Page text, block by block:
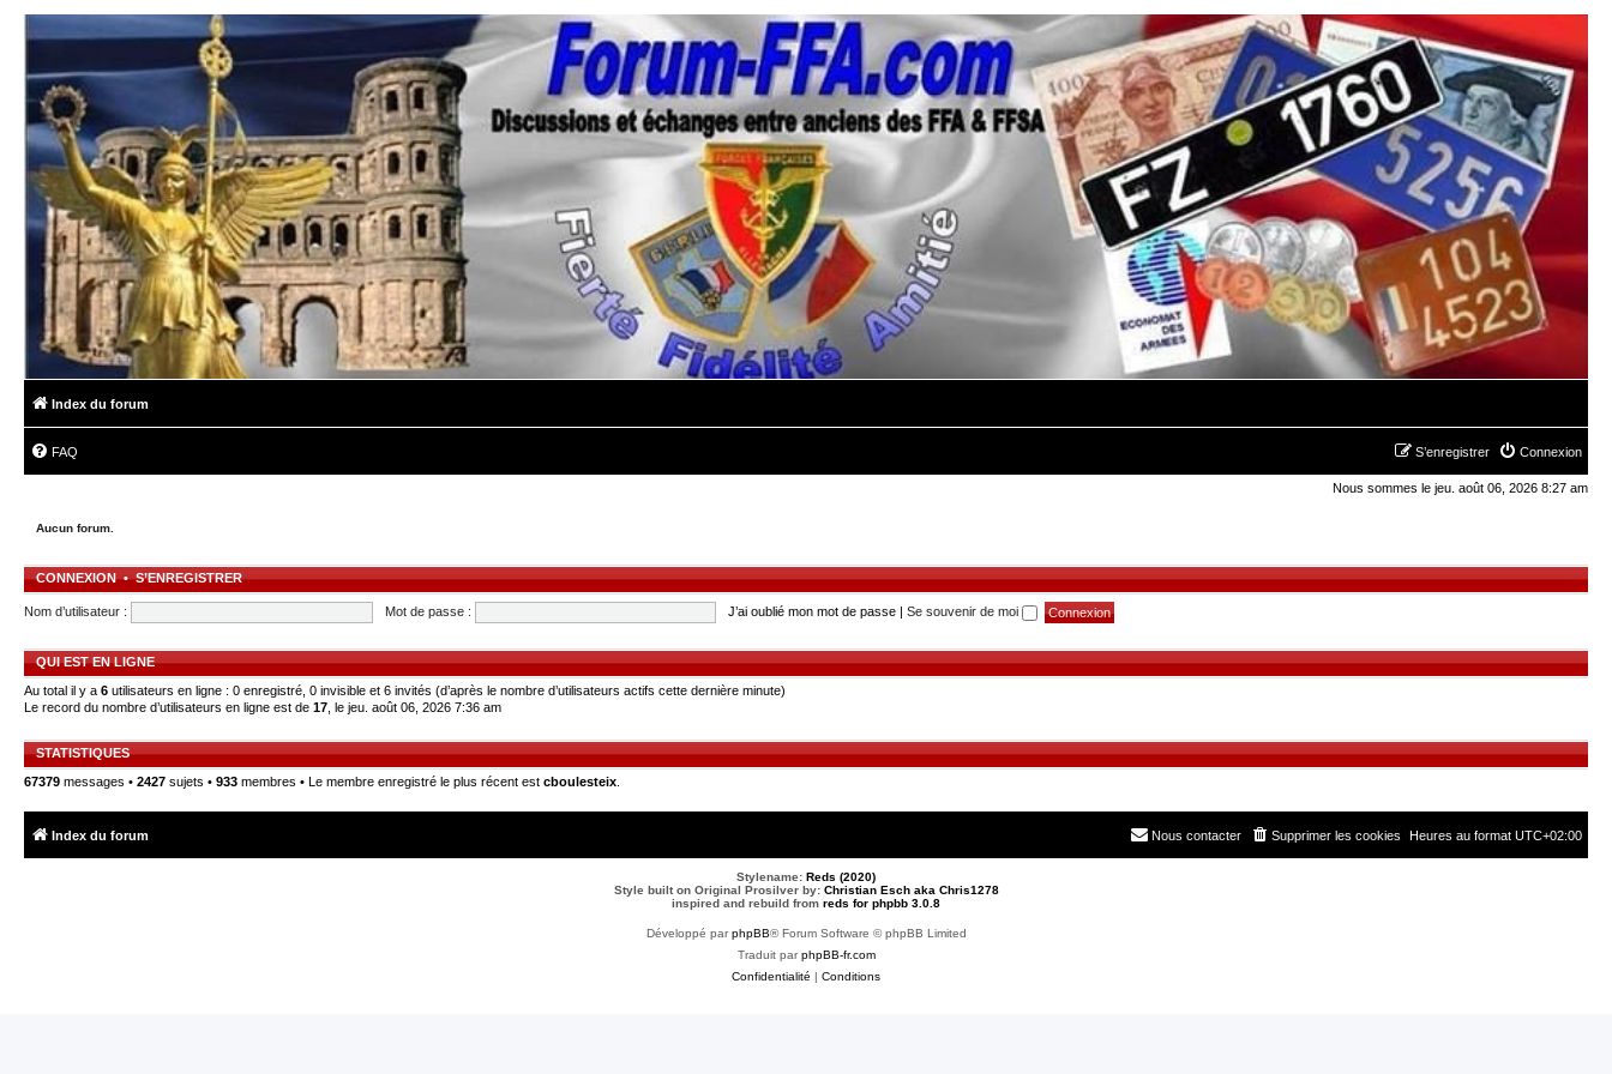
Index du forum
FAQ Connexion
S’enregistrer
Nous sommes le jeu. août 06, 2026 8:27 am
Aucun forum.
CONNEXION•S’ENREGISTRER
Nom d’utilisateur : Mot de passe : J’ai oublié mon mot de passe Se souvenir de moi
QUI EST EN LIGNE
Au total il y a 6 utilisateurs en ligne : 0 enregistré, 0 invisible et 6 invités (d’après le nombre d’utilisateurs actifs cette dernière minute)
Le record du nombre d’utilisateurs en ligne est de 17 , le jeu. août 06, 2026 7:36 am
STATISTIQUES
67379 messages • 2427 sujets • 933 membres • Le membre enregistré le plus récent est cboulesteix
Index du forum Heures au format UTC+02:00
Supprimer les cookies
Nous contacter
Stylename: Reds (2020)
Style built on Original Prosilver by: Christian Esch aka Chris1278
inspired and rebuild from reds for phpbb 3.0.8
Développé parphpBB® Forum Software © phpBB Limited
Traduit parphpBB-fr.com
Confidentialité | Conditions